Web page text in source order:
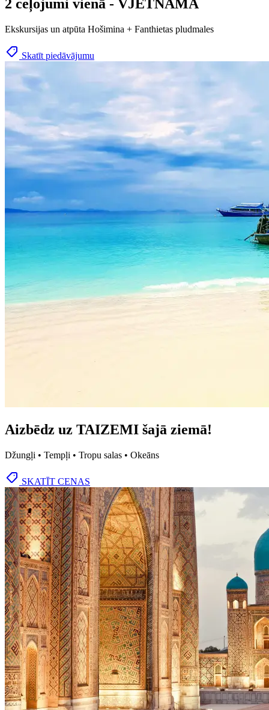
2 ceļojumi vienā - VJETNAMA
Ekskursijas un atpūta Hošimina + Fanthietas pludmales
Skatīt piedāvājumu
Aizbēdz uz TAIZEMI šajā ziemā!
Džungļi • Tempļi • Tropu salas • Okeāns
SKATĪT CENAS